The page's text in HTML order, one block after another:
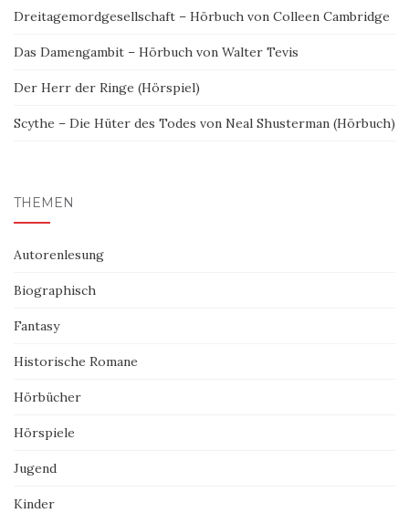
Dreitagemordgesellschaft – Hörbuch von Colleen Cambridge
Das Damengambit – Hörbuch von Walter Tevis
Der Herr der Ringe (Hörspiel)
Scythe – Die Hüter des Todes von Neal Shusterman (Hörbuch)
THEMEN
Autorenlesung
Biographisch
Fantasy
Historische Romane
Hörbücher
Hörspiele
Jugend
Kinder